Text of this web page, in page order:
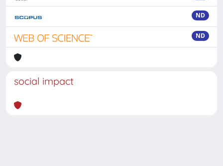
ND
ND
social impact